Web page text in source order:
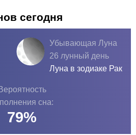
сегодня
Убывающая Луна
26 лунный день
Луна в зодиаке Рак
Вероятность
сна:
79%